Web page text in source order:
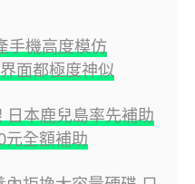
手機高度模仿
面都極度神似
日本鹿兒島率先補助
全額補助